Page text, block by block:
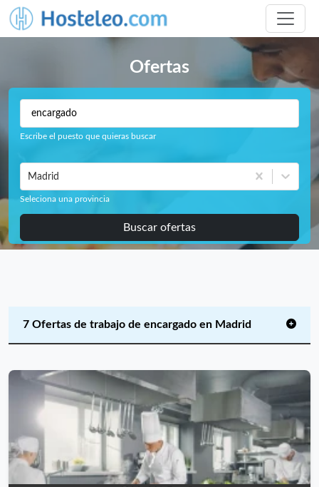
Ofertas
Escribe el puesto que quieras buscar
Madrid
Seleciona una provincia
Buscar ofertas
7 Ofertas de trabajo de encargado en Madrid